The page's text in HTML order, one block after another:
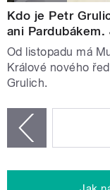
Kdo je Petr
ani
Od listopadu má
Králové nového
Grulich.